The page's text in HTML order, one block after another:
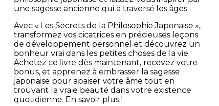
une sagesse ancienne qui a traversé les âges.
Avec « Les Secrets de la Philosophie Japonaise »,
transformez vos cicatrices en précieuses leçons
de développement personnel et découvrez un
bonheur vrai dans les petites choses de la vie.
Achetez ce livre dès maintenant, recevez votre
bonus, et apprenez à embrasser la sagesse
japonaise pour apaiser votre âme tout en
trouvant la vraie beauté dans votre existence
quotidienne. En savoir plus !